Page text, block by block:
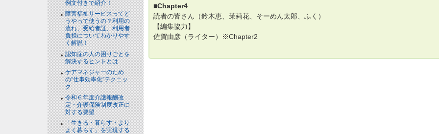
例文付きで紹介！
障害福祉サービスってど
うやって使うの？利用の
流れ、受給者証、利用者
負担についてわかりやす
く解説！
認知症の人の困りごとを
解決するヒントとは
ケアマネジャーのため
の“仕事効率化”テクニッ
ク
令和６年度介護報酬改
定・介護保険制度改正に
対する要望
「生きる・暮らす・より
よく暮らす」を実現する
■Chapter4
読者の皆さん（鈴木恵、茉莉花、そーめん太郎、ふく）
【編集協力】
佐賀由彦（ライター）※Chapter2